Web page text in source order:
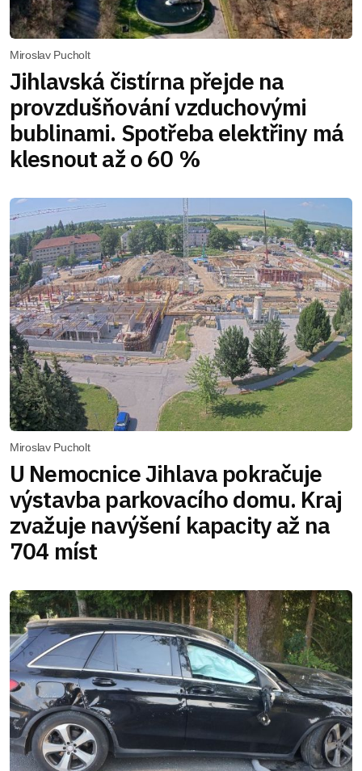
Miroslav Pucholt
Jihlavská čistírna přejde na
provzdušňování vzduchovými
bublinami. Spotřeba elektřiny má
klesnout až o 60 %
Miroslav Pucholt
U Nemocnice Jihlava pokračuje
výstavba parkovacího domu. Kraj
zvažuje navýšení kapacity až na
704 míst